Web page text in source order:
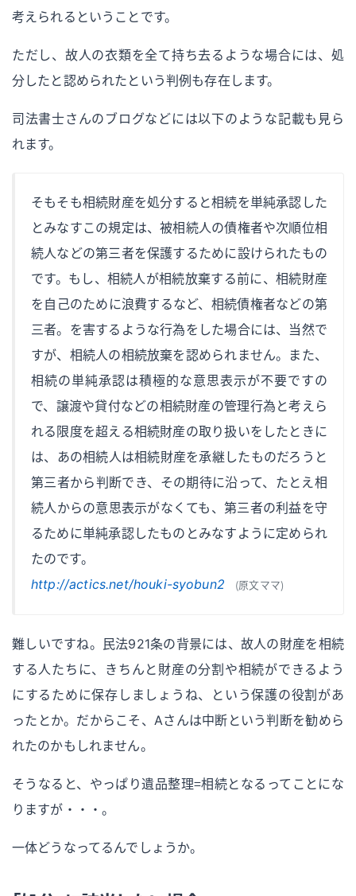
考えられるということです。
ただし、故人の衣類を全て持ち去るような場合には、処
分したと認められたという判例も存在します。
司法書士さんのブログなどには以下のような記載も見ら
れます。
そもそも相続財産を処分すると相続を単純承認した
とみなすこの規定は、被相続人の債権者や次順位相
続人などの第三者を保護するために設けられたもの
です。もし、相続人が相続放棄する前に、相続財産
を自己のために浪費するなど、相続債権者などの第
三者。を害するような行為をした場合には、当然で
すが、相続人の相続放棄を認められません。また、
相続の単純承認は積極的な意思表示が不要ですの
で、譲渡や貸付などの相続財産の管理行為と考えら
れる限度を超える相続財産の取り扱いをしたときに
は、あの相続人は相続財産を承継したものだろうと
第三者から判断でき、その期待に沿って、たとえ相
続人からの意思表示がなくても、第三者の利益を守
るために単純承認したものとみなすように定められ
たのです。
http://actics.net/houki-syobun2 （原文ママ）
難しいですね。民法921条の背景には、故人の財産を相続
する人たちに、きちんと財産の分割や相続ができるよう
にするために保存しましょうね、という保護の役割があ
ったとか。だからこそ、Aさんは中断という判断を勧めら
れたのかもしれません。
そうなると、やっぱり遺品整理＝相続となるってことにな
りますが・・・。
一体どうなってるんでしょうか。